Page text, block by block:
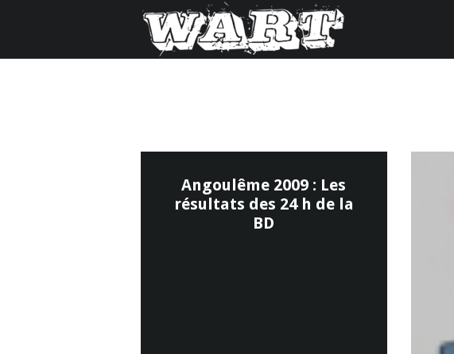
Angoulême 2009 : Les
résultats des 24 h de la
BD